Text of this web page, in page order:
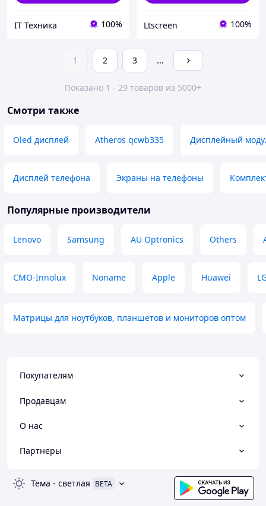
IT Техника 100% Ltscreen 100%
1 2 3 ...
Показано 1 - 29 товаров из 5000+
Смотри также
Oled дисплей Atheros qcwb335 Дисплейный
Дисплей телефона Экраны на телефоны
Популярные производители
Lenovo Samsung AU Optronics Others
CMO-Innolux Noname Apple Huawei
Матрицы для ноутбуков, планшетов и мониторов оптом
Покупателям
Продавцам
О нас
Партнеры
Тема - светлая BETA